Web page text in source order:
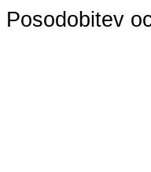
Posodobitev